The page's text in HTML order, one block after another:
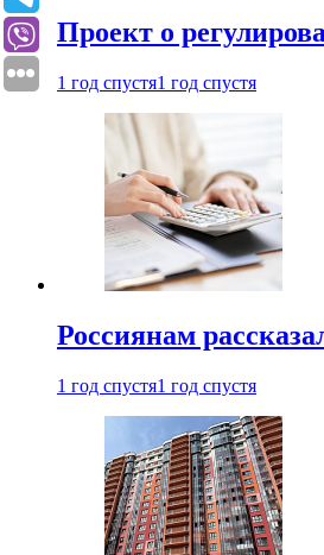
Проект о
1 год спустя1 год спустя
Россиянам
1 год спустя1 год спустя